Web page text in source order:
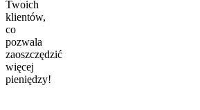
Twoich
klientów,
co
pozwala
zaoszczędzić
więcej
pieniędzy!